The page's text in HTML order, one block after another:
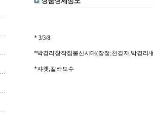
* 3/3/8
*박경리창작집불신시대(장정;천경자,박경리/
*쟈켓;칼라보수